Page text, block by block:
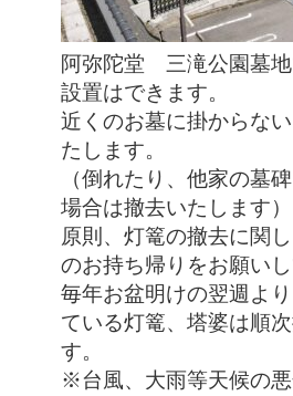
阿弥陀堂 三滝公園墓
設置はできます。
近くのお墓に掛からな
たします。
（倒れたり、他家の墓
場合は撤去いたします）
原則、灯篭の撤去に関
のお持ち帰りをお願いし
毎年お盆明けの翌週よ
ている灯篭、塔婆は順
す。
※台風、大雨等天候の